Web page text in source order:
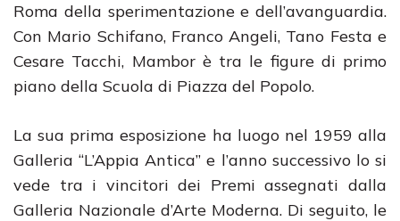
Roma della sperimentazione e dell’avanguardia.
Con Mario Schifano, Franco Angeli, Tano Festa e
Cesare Tacchi, Mambor è tra le figure di primo
piano della Scuola di Piazza del Popolo.
La sua prima esposizione ha luogo nel 1959 alla
Galleria “L’Appia Antica” e l’anno successivo lo si
vede tra i vincitori dei Premi assegnati dalla
Galleria Nazionale d’Arte Moderna. Di seguito, le